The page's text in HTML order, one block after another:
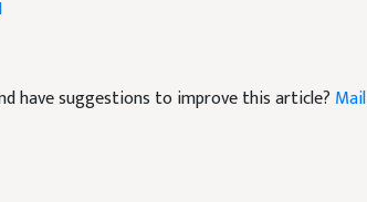
have suggestions to improve this article?